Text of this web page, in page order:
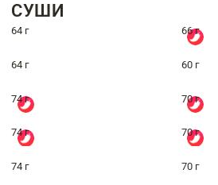
СУШИ
64 г 66 г
64 г 60 г
74 г 70 г
74 г 70 г
74 г 70 г